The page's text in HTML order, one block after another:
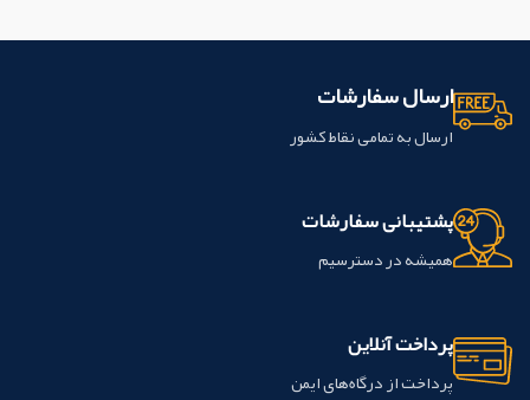
ارسال سفارشات
ارسال به تمامی نقاط کشور
پشتیبانی سفارشات
همیشه در دسترسیم
پرداخت آنلاین
پرداخت از درگاه‌های ایمن